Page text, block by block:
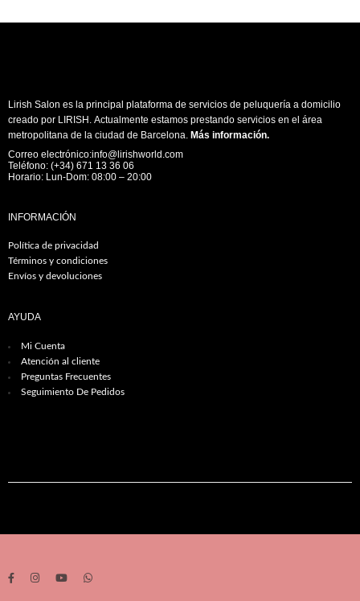
Lirish Salon es la principal plataforma de servicios de peluquería a domicilio
creado por LIRISH. Actualmente estamos prestando servicios en el área
metropolitana de la ciudad de Barcelona. Más información.
Correo electrónico:info@lirishworld.com
Teléfono: (+34) 671 13 36 06
Horario: Lun-Dom: 08:00 – 20:00
INFORMACIÓN
Política de privacidad
Términos y condiciones
Envíos y devoluciones
AYUDA
Mi Cuenta
Atención al cliente
Preguntas Frecuentes
Seguimiento De Pedidos